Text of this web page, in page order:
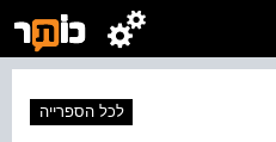
לכל הספרייה